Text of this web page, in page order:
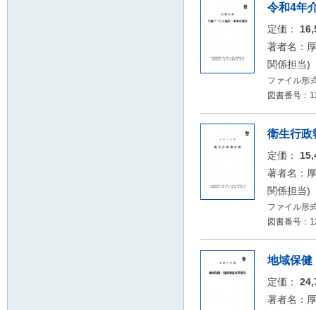
令和4年
定価：
著者名：
関係担当)
ファイル形
図書番号：
衛生行政
定価：
著者名：
関係担当)
ファイル形
図書番号：
地域保健
定価：
著者名：